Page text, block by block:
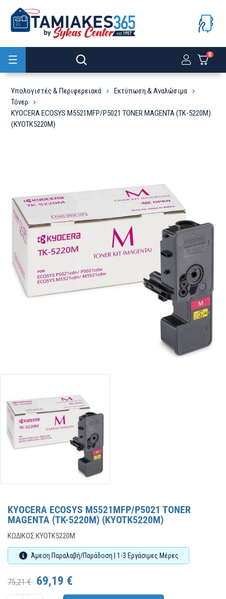
0
Υπολογιστές & Περιφερειακά
Εκτύπωση & Αναλώσιμα
Τόνερ
KYOCERA ECOSYS M5521MFP/P5021 TONER MAGENTA (TK-5220M)
(KYOTK5220M)
KYOCERA ECOSYS M5521MFP/P5021 TONER
MAGENTA (TK-5220M) (KYOTK5220M)
ΚΩΔΙΚΌΣ:KYOTK5220M
Άμεση Παραλαβή/Παράδοση | 1-3 Εργάσιμες Μέρες
75,21 € 69,19 €